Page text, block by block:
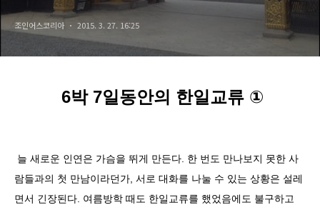
조인어스코리아 2015. 3. 27. 16:25
6박 7일동안의 한일교류 ①
늘 새로운 인연은 가슴을 뛰게 만든다. 한 번도 만나보지 못한 사
람들과의 첫 만남이라던가, 서로 대화를 나눌 수 있는 상황은 설레
면서 긴장된다. 여름방학 때도 한일교류를 했었음에도 불구하고